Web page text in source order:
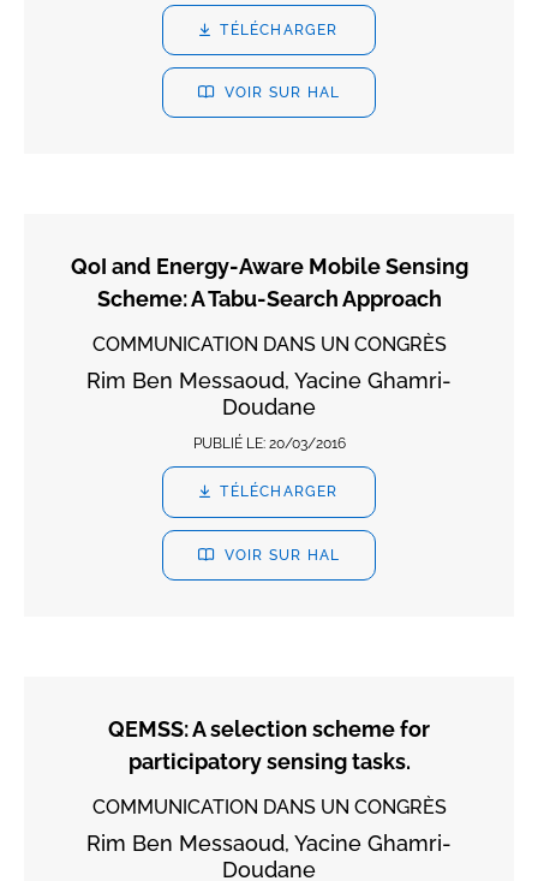
TÉLÉCHARGER
VOIR SUR HAL
QoI and Energy-Aware Mobile Sensing
Scheme: A Tabu-Search Approach
COMMUNICATION DANS UN CONGRÈS
Rim Ben Messaoud, Yacine Ghamri-
Doudane
PUBLIÉ LE: 20/03/2016
TÉLÉCHARGER
VOIR SUR HAL
QEMSS: A selection scheme for
participatory sensing tasks.
COMMUNICATION DANS UN CONGRÈS
Rim Ben Messaoud, Yacine Ghamri-
Doudane